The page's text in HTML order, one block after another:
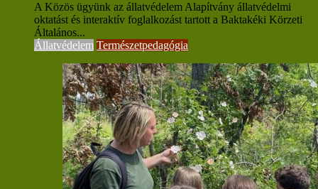
A Közös ügyünk az állatvédelem Alapítvány állatvédelmi
oktatást és interaktív foglalkozást tartott a Baktakéki Körzeti
Általános...
Állatvédelem Természetpedagógia